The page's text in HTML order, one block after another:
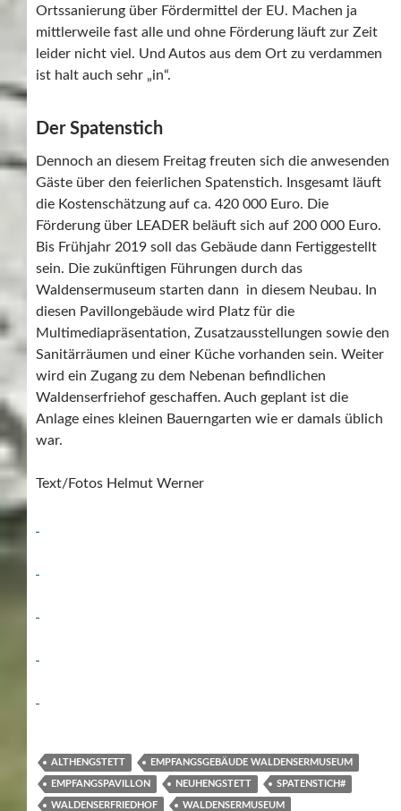
Ortssanierung über Fördermittel der EU. Machen ja
mittlerweile fast alle und ohne Förderung läuft zur Zeit
leider nicht viel. Und Autos aus dem Ort zu verdammen
ist halt auch sehr „in“.
Der Spatenstich
Dennoch an diesem Freitag freuten sich die anwesenden
Gäste über den feierlichen Spatenstich. Insgesamt läuft
die Kostenschätzung auf ca. 420 000 Euro. Die
Förderung über LEADER beläuft sich auf 200 000 Euro.
Bis Frühjahr 2019 soll das Gebäude dann Fertiggestellt
sein. Die zukünftigen Führungen durch das
Waldensermuseum starten dann in diesem Neubau. In
diesen Pavillongebäude wird Platz für die
Multimediapräsentation, Zusatzausstellungen sowie den
Sanitärräumen und einer Küche vorhanden sein. Weiter
wird ein Zugang zu dem Nebenan befindlichen
Waldenserfriehof geschaffen. Auch geplant ist die
Anlage eines kleinen Bauerngarten wie er damals üblich
war.
Text/Fotos Helmut Werner
ALTHENGSTETT EMPFANGSGEBÄUDE WALDENSERMUSEUM
EMPFANGSPAVILLON NEUHENGSTETT SPATENSTICH#
WALDENSERFRIEDHOF WALDENSERMUSEUM